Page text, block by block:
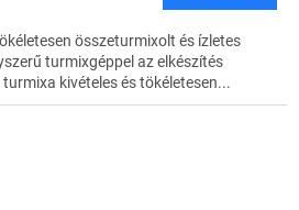
összeturmixolt és ízletes
turmixgéppel az elkészítés
kivételes és tökéletesen...